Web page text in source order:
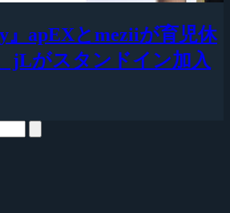
』apEXとmeziiが育児休
jLがスタンドイン加入